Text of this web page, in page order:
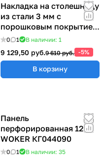
Накладка на столешницу
из стали 3 мм с
порошковым покрытием
(ширина 1200 мм)
0 1 В наличии: 1
9 129,50 руб.9 610 руб. -5%
В корзину
Панель
перфорированная 1200
WOKER КГ044090
0 1 В наличии: 35